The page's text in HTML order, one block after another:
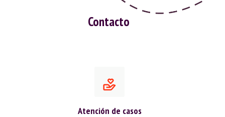
Contacto
Atención de casos